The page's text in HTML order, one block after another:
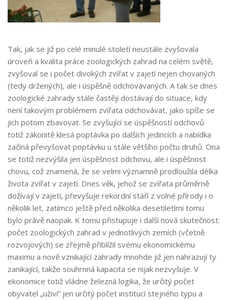
Tak, jak se již po celé minulé století neustále zvyšovala
úroveň a kvalita práce zoologických zahrad na celém světě,
zvyšoval se i počet divokých zvířat v zajetí nejen chovaných
(tedy držených), ale i úspěšně odchovávaných. A tak se dnes
zoologické zahrady stále častěji dostávají do situace, kdy
není takovým problémem zvířata odchovávat, jako spíše se
jich potom zbavovat. Se zvyšující se úspěšností odchovů
totiž zákonitě klesá poptávka po dalších jedincích a nabídka
začíná převyšovat poptávku u stále většího počtu druhů. Ona
se totiž nezvýšila jen úspěšnost odchovu, ale i úspěšnost
chovu, což znamená, že se velmi významně prodloužila délka
života zvířat v zajetí. Dnes věk, jehož se zvířata průměrně
dožívají v zajetí, převyšuje rekordní stáří z volné přírody i o
několik let, zatímco ještě před několika desetiletími tomu
bylo právě naopak. K tomu přistupuje i další nová skutečnost:
počet zoologických zahrad v jednotlivých zemích (včetně
rozvojových) se zřejmě přiblížil svému ekonomickému
maximu a nově vznikající zahrady mnohde již jen nahrazují ty
zanikající, takže souhrnná kapacita se nijak nezvyšuje. V
ekonomice totiž vládne železná logika, že určitý počet
obyvatel „uživí“ jen určitý počet institucí stejného typu a